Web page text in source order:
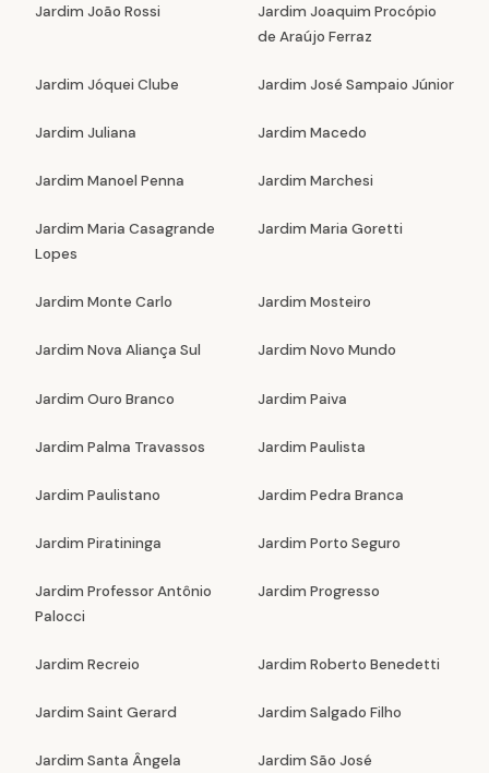
Jardim João Rossi
Jardim Joaquim Procópio
de Araújo Ferraz
Jardim Jóquei Clube Jardim José Sampaio Júnior
Jardim Juliana Jardim Macedo
Jardim Manoel Penna Jardim Marchesi
Jardim Maria Casagrande
Lopes
Jardim Maria Goretti
Jardim Monte Carlo Jardim Mosteiro
Jardim Nova Aliança Sul Jardim Novo Mundo
Jardim Ouro Branco Jardim Paiva
Jardim Palma Travassos Jardim Paulista
Jardim Paulistano Jardim Pedra Branca
Jardim Piratininga Jardim Porto Seguro
Jardim Professor Antônio
Palocci
Jardim Progresso
Jardim Recreio Jardim Roberto Benedetti
Jardim Saint Gerard Jardim Salgado Filho
Jardim Santa Ângela Jardim São José